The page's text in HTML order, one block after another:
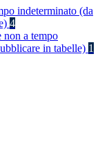
indeterminato (da
4
non a tempo
in tabelle) 1